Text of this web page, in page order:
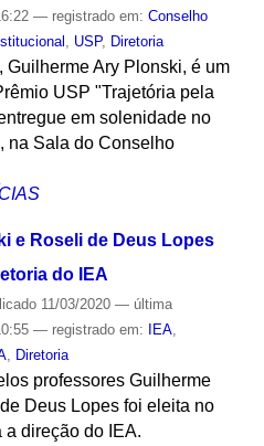
— registrado em: Conselho
USP, Diretoria
Guilherme Ary Plonski, é um
USP "Trajetória pela
em solenidade no
na Sala do Conselho
e Roseli de Deus Lopes
do IEA
11/03/2020 — última
— registrado em: IEA,
, Diretoria
professores Guilherme
Deus Lopes foi eleita no
a direção do IEA.